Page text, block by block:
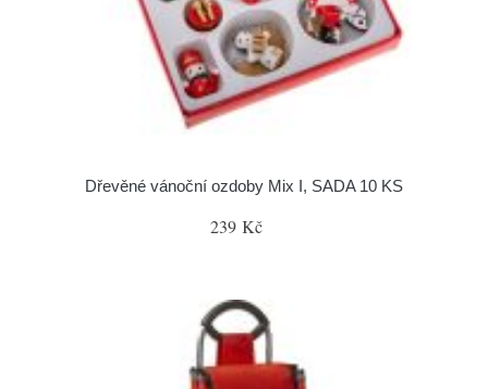
Dřevěné vánoční ozdoby Mix I, SADA 10 KS
239 Kč